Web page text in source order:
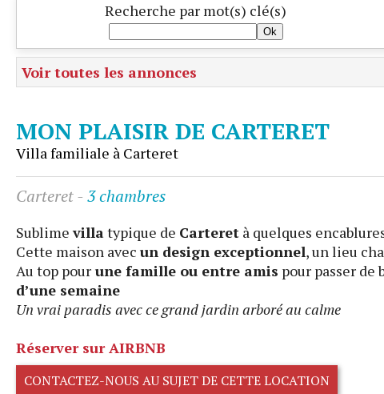
Recherche par mot(s) clé(s)
Voir toutes les annonces
MON PLAISIR DE CARTERET
Villa familiale à Carteret
Carteret- 3 chambres
Sublimevillatypique de Carteret à quelques
Cette maison avec un design exceptionnel, un lieu
Au top pour une famille ou entre amis pour passer de
d’une semaine
Un vrai paradis avec ce grand jardin arboré au calme
Réserver sur AIRBNB
CONTACTEZ-NOUS AU SUJET DE CETTE LOCATION